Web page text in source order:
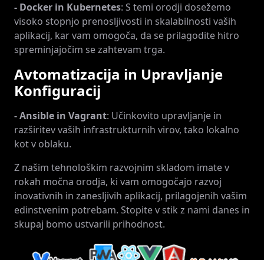
- Docker in Kubernetes: S temi orodji dosežemo
visoko stopnjo prenosljivosti in skalabilnosti vaših
aplikacij, kar vam omogoča, da se prilagodite hitro
spreminjajočim se zahtevam trga.
Avtomatizacija in Upravljanje
Konfiguracij
- Ansible in Vagrant: Učinkovito upravljanje in
razširitev vaših infrastrukturnih virov, tako lokalno
kot v oblaku.
Z našim tehnološkim razvojnim skladom imate v
rokah močna orodja, ki vam omogočajo razvoj
inovativnih in zanesljivih aplikacij, prilagojenih vašim
edinstvenim potrebam. Stopite v stik z nami danes in
skupaj bomo ustvarili prihodnost.